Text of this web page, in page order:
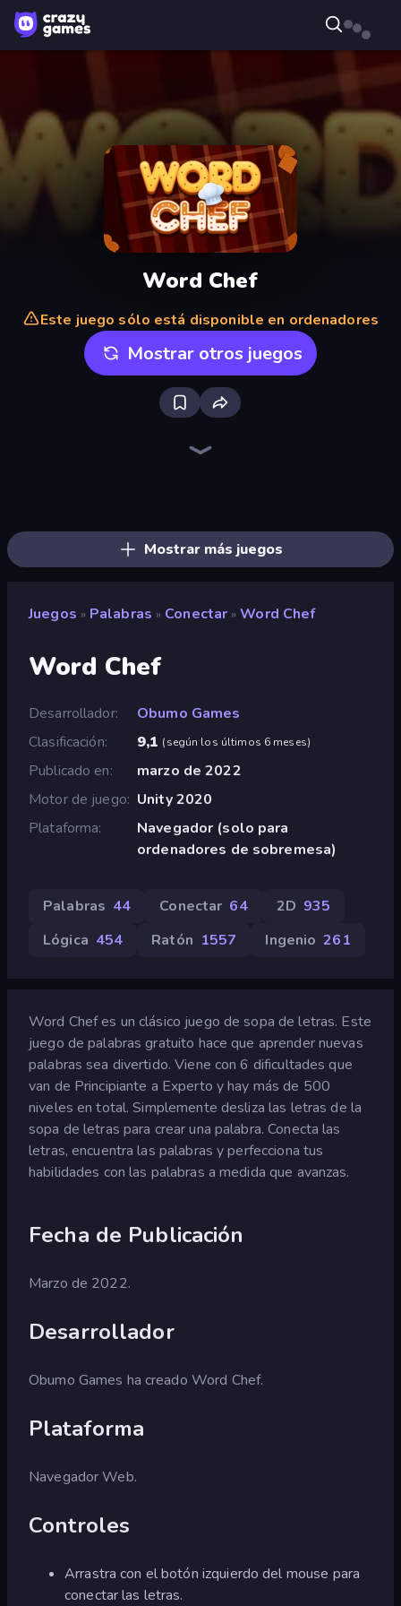
Word Chef
Este juego sólo está disponible en ordenadores
Mostrar otros juegos
Mostrar más juegos
Juegos » Palabras » Conectar » Word Chef
Word Chef
Desarrollador
Obumo Games
Clasificación
9,1 (según los últimos 6 meses)
Publicado en
marzo de 2022
Motor de juego Unity 2020
Plataforma
Navegador (solo para
ordenadores de sobremesa)
Palabras 44 Conectar 64 2D 935
Lógica 454 Ratón 1557 Ingenio 261
Word Chef es un clásico juego de sopa de letras. Este
juego de palabras gratuito hace que aprender nuevas
palabras sea divertido. Viene con 6 dificultades que
van de Principiante a Experto y hay más de 500
niveles en total. Simplemente desliza las letras de la
sopa de letras para crear una palabra. Conecta las
letras, encuentra las palabras y perfecciona tus
habilidades con las palabras a medida que avanzas.
Fecha de Publicación
Marzo de 2022.
Desarrollador
Obumo Games ha creado Word Chef.
Plataforma
Navegador Web.
Controles
Arrastra con el botón izquierdo del mouse para
conectar las letras.